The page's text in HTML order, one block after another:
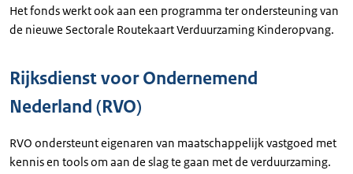
Het fonds werkt ook aan een programma ter ondersteuning van
de nieuwe Sectorale Routekaart Verduurzaming Kinderopvang.
Rijksdienst voor Ondernemend
Nederland (RVO)
RVO ondersteunt eigenaren van maatschappelijk vastgoed met
kennis en tools om aan de slag te gaan met de verduurzaming.